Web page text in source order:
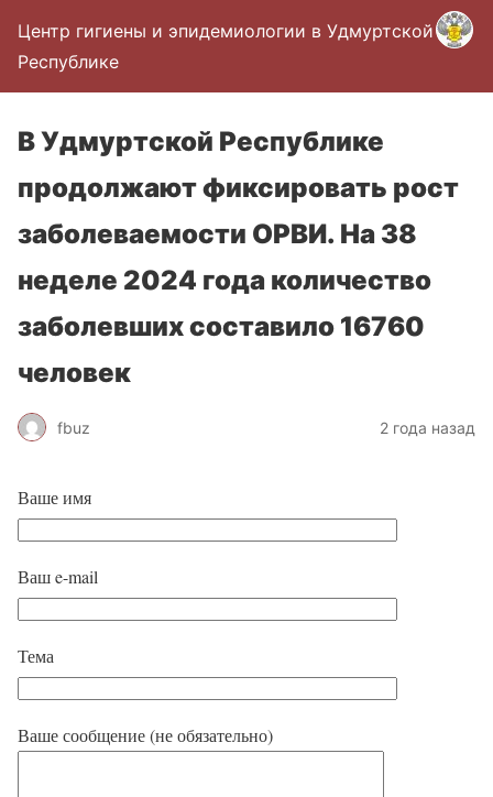
Центр гигиены и эпидемиологии в Удмуртской
Республике
В Удмуртской Республике
продолжают фиксировать рост
заболеваемости ОРВИ. На 38
неделе 2024 года количество
заболевших составило 16760
человек
fbuz 2 года назад
Ваше имя
Ваш e-mail
Тема
Ваше сообщение (не обязательно)